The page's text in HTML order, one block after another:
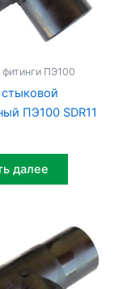
ПЭ100
ПЭ100 SDR11
далее